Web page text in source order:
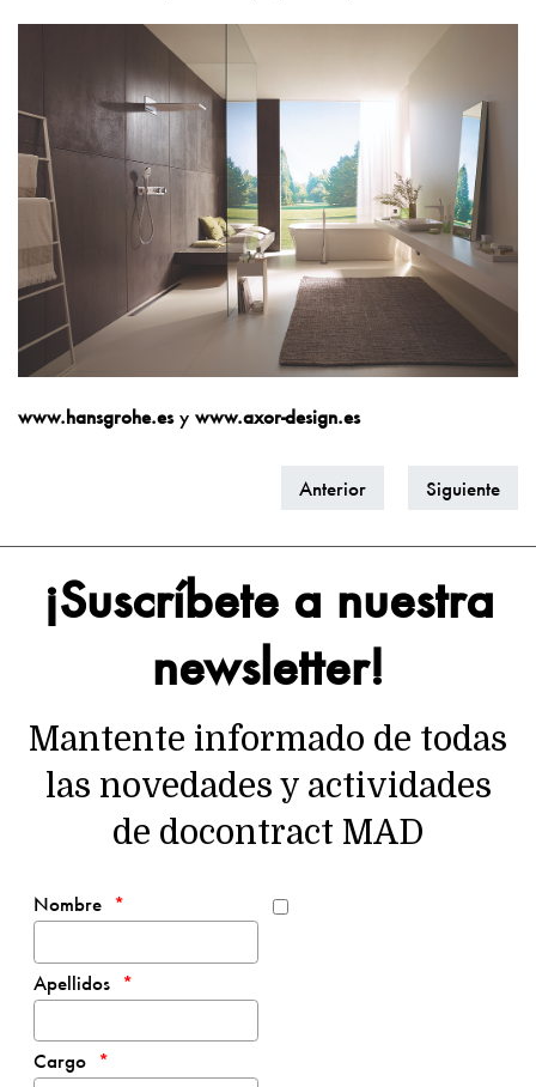
www.hansgrohe.esy www.axor-design.es
Anterior Siguiente
¡Suscríbete a nuestra
newsletter!
Mantente informado de todas
las novedades y actividades
de docontract MAD
Nombre
Apellidos
Cargo